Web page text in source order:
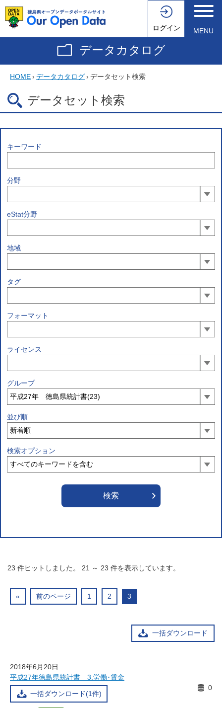
ログイン MENU
データカタログ
HOME› データカタログ› データセット検索
データセット検索
キーワード
分野
eStat分野
地域
タグ
フォーマット
ライセンス
グループ
並び順
検索オプション
23 件ヒットしました。 21 ～ 23 件を表示しています。
« 前のページ 1 2 3
一括ダウンロード
2018年6月20日
平成27年徳島県統計書 3.労働･賃金
一括ダウンロード(1件)
0